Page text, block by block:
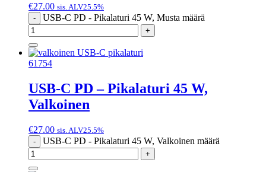
€27.00 sis. ALV25.5%
-
USB-C PD - Pikalaturi 45 W, Musta määrä
+
61754
USB-C PD – Pikalaturi 45 W,
Valkoinen
€27.00 sis. ALV25.5%
-
USB-C PD - Pikalaturi 45 W, Valkoinen määrä
+